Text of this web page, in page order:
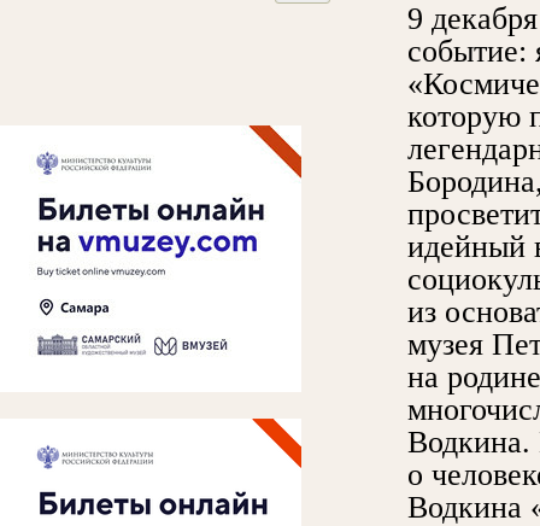
9
событие:
которую
идейный
из
музея
на
Водкина.
о
Водкина